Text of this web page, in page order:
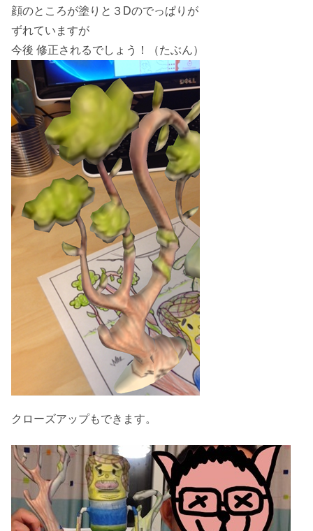
顔のところが塗りと３Dのでっぱりが
ずれていますが
今後 修正されるでしょう！（たぶん）
クローズアップもできます。